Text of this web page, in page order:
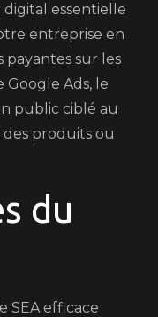
essentielle
entreprise en
payantes sur les
Ads, le
public ciblé au
produits ou
du
SEA efficace